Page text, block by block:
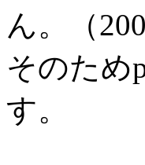
ん。（
そのため
す。